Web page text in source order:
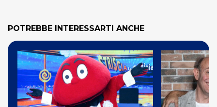
POTREBBE INTERESSARTI ANCHE